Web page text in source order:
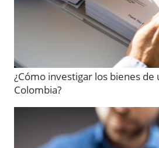
¿Cómo investigar los bienes de
Colombia?